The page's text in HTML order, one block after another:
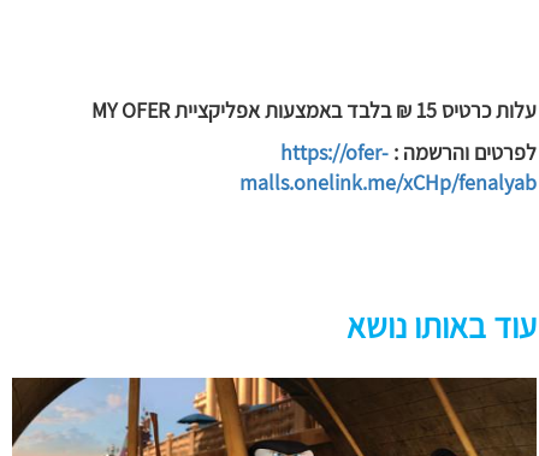
עלות כרטיס 15 ₪ בלבד באמצעות אפליקציית
MY OFER
לפרטים והרשמה : https://ofer-
malls.onelink.me/xCHp/fenalyab
עוד באותו נושא